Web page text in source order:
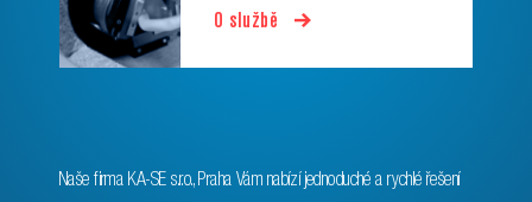
O službě
Naše firma KA-SE s.r.o., Praha Vám nabízí jednoduché a rychlé řešení